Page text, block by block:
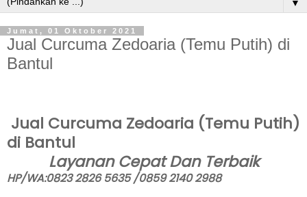
▼
Jumat, 01 Oktober 2021
Jual Curcuma Zedoaria (Temu Putih) di
Bantul
Jual Curcuma Zedoaria (Temu Putih)
di Bantul
Layanan Cepat Dan Terbaik
HP/WA:0823 2826 5635 /0859 2140 2988